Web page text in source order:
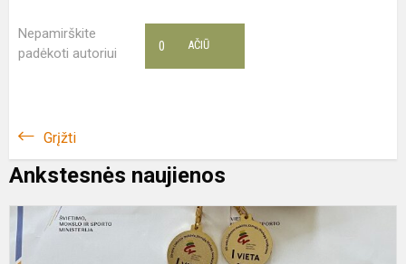
Nepamirškite
padėkoti autoriui
AČIŪ
0
Grįžti
Ankstesnės naujienos